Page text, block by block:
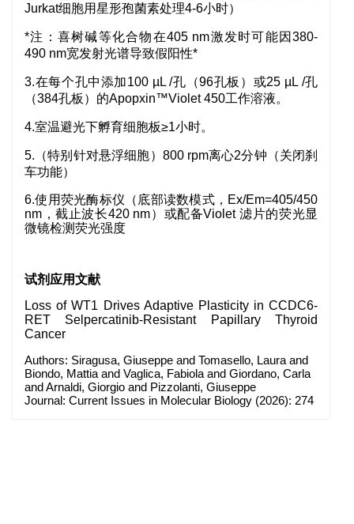
Jurkat细胞用星形孢菌素处理4-6小时）
*注：喜树碱等化合物在405 nm激发时可能因380-
490 nm宽发射光谱导致假阳性*
3.在每个孔中添加100 µL /孔（96孔板）或25 µL /孔
（384孔板）的Apopxin™Violet 450工作溶液。
4.室温避光下孵育细胞板≥1小时。
5.（特别针对悬浮细胞）800 rpm离心2分钟（关闭刹
车功能）
6.使用荧光酶标仪（底部读数模式，Ex/Em=405/450
nm，截止波长420 nm）或配备Violet 滤片的荧光显
微镜检测荧光强度
试剂应用文献
Loss of WT1 Drives Adaptive Plasticity in CCDC6-
RET Selpercatinib-Resistant Papillary Thyroid
Cancer
Authors: Siragusa, Giuseppe and Tomasello, Laura and
Biondo, Mattia and Vaglica, Fabiola and Giordano, Carla
and Arnaldi, Giorgio and Pizzolanti, Giuseppe
Journal: Current Issues in Molecular Biology (2026): 274